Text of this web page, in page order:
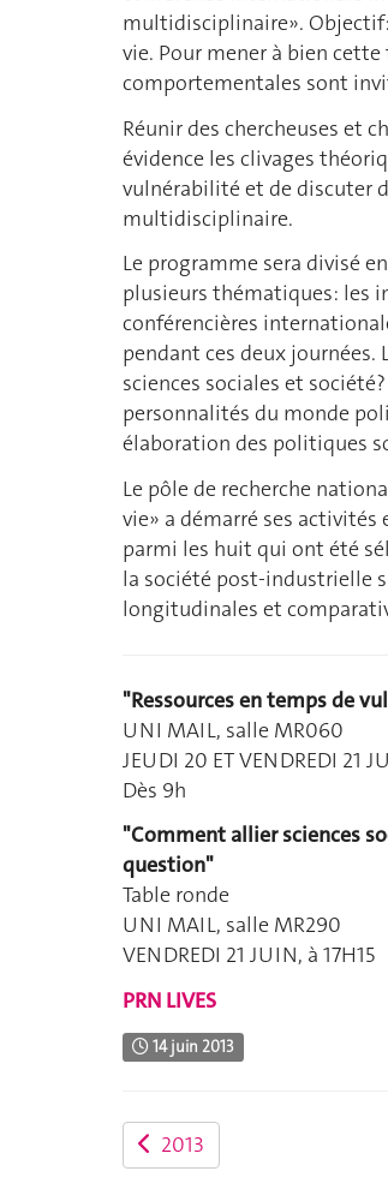
multidisciplinaire».
vie. Pour mener à bien
comportementales sont
Réunir des chercheuses et
évidence les clivages
vulnérabilité et de discuter
multidisciplinaire.
Le programme sera divisé
plusieurs thématiques: les
conférencières
pendant ces deux
sciences sociales et
personnalités du monde
élaboration des politiques
Le pôle de recherche
vie» a démarré ses activités
parmi les huit qui ont été
la société post-industrielle
longitudinales et
"Ressources en temps de
UNI MAIL, salle MR060
JEUDI 20 ET VENDREDI 21
Dès 9h
"Comment allier sciences
question"
Table ronde
UNI MAIL, salle MR290
VENDREDI 21 JUIN, à 17H15
PRN LIVES
14 juin 2013
2013